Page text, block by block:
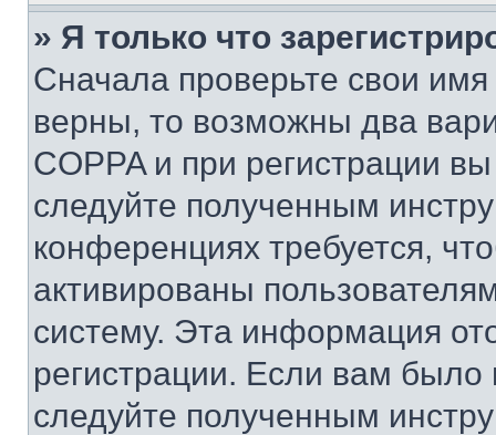
» Я только что
Сначала проверьте свои
верны, то возможны два
COPPA и при регистрации
следуйте полученным
конференциях требуется,
активированы
систему. Эта информация
регистрации. Если вам
следуйте полученным